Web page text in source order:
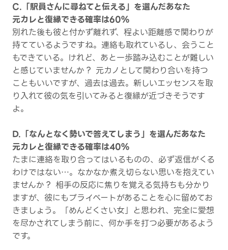
C.「駅員さんに尋ねてと伝える」を選んだあなた
元カレと復縁できる確率は60%
別れた後も彼と付かず離れず、程よい距離感で関わりが
持てているようですね。連絡も取れているし、会うこと
もできている。けれど、あと一歩踏み込むことが難しい
と感じていませんか？ 元カノとして関わり合いを持つ
こともいいですが、過去は過去。新しいエッセンスを取
り入れて彼の気を引いてみると復縁が近づきそうです
よ。
D.「なんとなく勢いで答えてしまう」を選んだあなた
元カレと復縁できる確率は40%
たまに連絡を取り合ってはいるものの、必ず返信がくる
わけではない…。なかなか煮え切らない思いを抱えてい
ませんか？ 相手の反応に焦りを覚える気持ちも分かり
ますが、彼にもプライベートがあることを心に留めてお
きましょう。「めんどくさい女」と思われ、完全に愛想
を尽かされてしまう前に、何か手を打つ必要があるよう
です。